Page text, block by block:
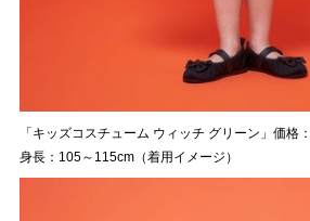
「キッズコスチューム ウィッチ グリーン」価格
身長：105～115cm（着用イメージ）